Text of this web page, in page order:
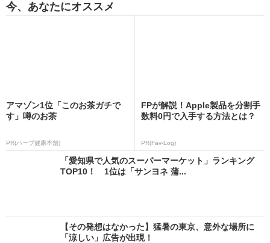
今、あなたにオススメ
アマゾン1位「このお茶ガチで
す」噂のお茶
PR(ハーブ健康本舗)
FPが解説！Apple製品を分割手
数料0円で入手する方法とは？
PR(Fav-Log)
「愛知県で人気のスーパーマーケット」ランキング
TOP10！ 1位は「サンヨネ 蒲...
【その発想はなかった】猛暑の東京、意外な場所に
「涼しい」広告が出現！